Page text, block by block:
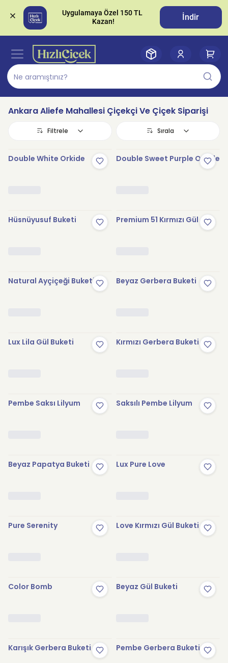
Uygulamaya Özel 150 TL
İndir
Ankara Aliefe Mahallesi Çiçekçi Ve Çiçek Siparişi
Filtrele Sırala
Double White Orkide Double Sweet Purple Orkide
Hüsnüyusuf Buketi Premium 51 Kırmızı Gül
Natural Ayçiçeği Buketi Beyaz Gerbera Buketi
Lux Lila Gül Buketi Kırmızı Gerbera Buketi
Pembe Saksı Lilyum Saksılı Pembe Lilyum
Beyaz Papatya Buketi Lux Pure Love
Pure Serenity Love Kırmızı Gül Buketi
Color Bomb Beyaz Gül Buketi
Karışık Gerbera Buketi Pembe Gerbera Buketi